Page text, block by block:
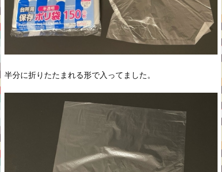
半分に折りたたまれる形で入ってました。